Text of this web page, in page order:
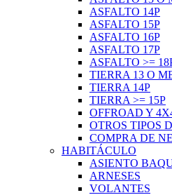
ASFALTO 14P
ASFALTO 15P
ASFALTO 16P
ASFALTO 17P
ASFALTO >=
TIERRA 13 O
TIERRA 14P
TIERRA >= 15P
OFFROAD Y
OTROS TIPOS
COMPRA DE
HABITÁCULO
ASIENTO
ARNESES
VOLANTES